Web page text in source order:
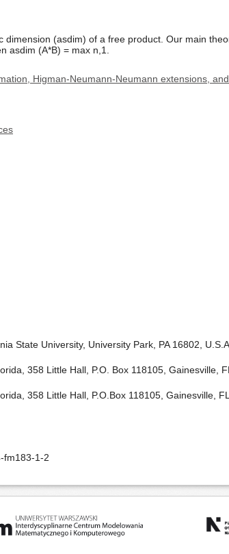
(asdim) of a free product. Our main
asdim (A*B) = max n,1.
Higman-Neumann-Neumann extensions,
State University, University Park, PA 16802, U.S.A.
358 Little Hall, P.O. Box 118105, Gainesville,
358 Little Hall, P.O.Box 118105, Gainesville,
fm183-1-2